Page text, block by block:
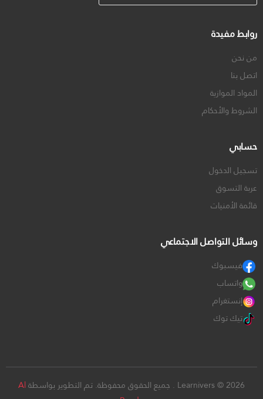
روابط مفيدة
من نحن
اتصل بنا
المواد الموازية
الشروط والأحكام
حسابي
تسجيل الدخول
عربة التسوق
قائمة الأمنيات
وسائل التواصل الاجتماعي
فيسبوك
واتساب
إنستغرام
تيك توك
Learnivers © 2026 . جميع الحقوق محفوظة. تم التطوير بواسطة
Al